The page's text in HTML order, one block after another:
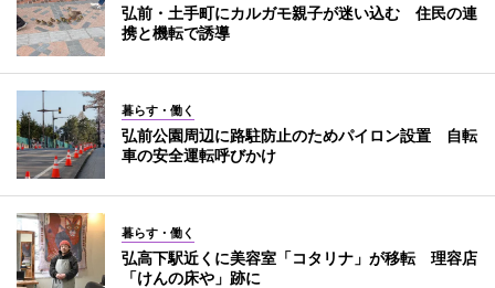
弘前・土手町にカルガモ親子が迷い込む 住民の連
携と機転で誘導
暮らす・働く
弘前公園周辺に路駐防止のためパイロン設置 自転
車の安全運転呼びかけ
暮らす・働く
弘高下駅近くに美容室「コタリナ」が移転 理容店
「けんの床や」跡に